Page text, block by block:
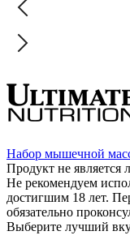
Набор мышечной
Продукт не является
Не рекомендуем
достигшим 18 лет.
обязательно
Выберите лучший